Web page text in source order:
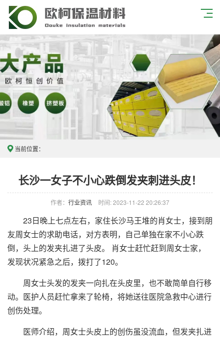
当前位置：
长沙一女子不小心跌倒发夹刺进头皮！
作者： 行业资讯 时间: 2023-11-22 20:26:37
23日晚上七点左右，家住长沙马王堆的肖女士，接到朋
友周女士的求助电话，对方表明，自己单独在家不小心跌
倒，头上的发夹扎进了头皮。 肖女士赶忙赶到周女士家，
发现状况紧急之后，拨打了120。
周女士头发的发夹一向扎在头皮里，也不敢简单自行移
动。医护人员赶忙拿来了轮椅，将她送往医院急救中心进行
创伤处理。
医师介绍，周女士头皮上的创伤虽没流血，但发夹扎进